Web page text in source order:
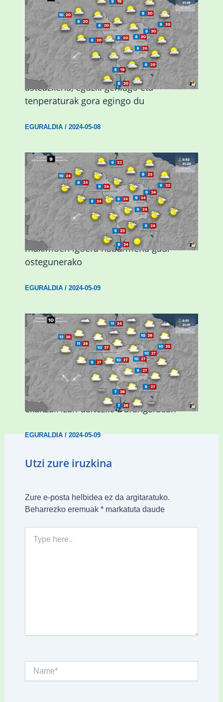
Eguraldiak hobera egingo du gaur,
asteazkena, eguzki gehiago eta
tenperaturak gora egingo du
EGURALDIA/ 2024-05-08
Giro eguzkitsua eta tenperatura
maximoen igoera nabarmena gaur
ostegunerako
EGURALDIA/ 2024-05-09
Asteburuan 25 gradu baino gehiago eta
ekaitzak izan daitezke Durangaldean
EGURALDIA/2024-05-09
Utzi zure iruzkina
Zure e-posta helbidea ez da argitaratuko.
Beharrezko eremuak *markatuta daude
here..
Name*